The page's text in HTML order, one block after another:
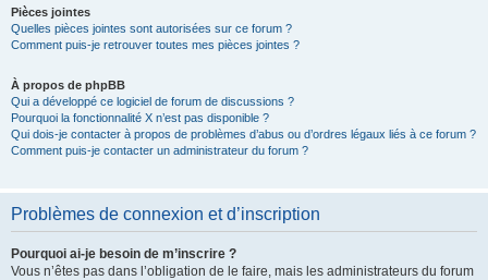
Pièces jointes
Quelles pièces jointes sont autorisées sur ce forum ?
Comment puis-je retrouver toutes mes pièces jointes ?
À propos de phpBB
Qui a développé ce logiciel de forum de discussions ?
Pourquoi la fonctionnalité X n’est pas disponible ?
Qui dois-je contacter à propos de problèmes d’abus ou d’ordres légaux liés à ce forum ?
Comment puis-je contacter un administrateur du forum ?
Problèmes de connexion et d’inscription
Pourquoi ai-je besoin de m’inscrire ?
Vous n’êtes pas dans l’obligation de le faire, mais les administrateurs du forum